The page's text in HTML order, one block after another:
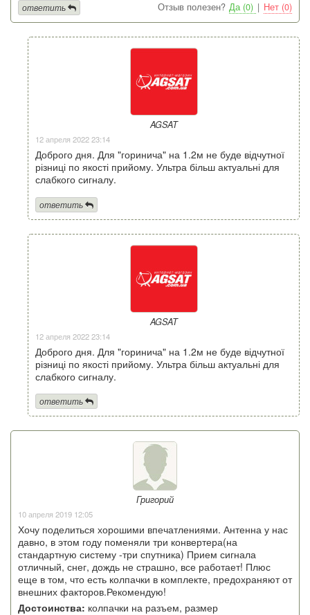
Отзыв полезен? Да (0) | Нет (0)
ответить
AGSAT
12 апреля 2022 23:14
Доброго дня. Для "горинича" на 1.2м не буде відчутної
різниці по якості прийому. Ультра більш актуальні для
слабкого сигналу.
ответить
AGSAT
12 апреля 2022 23:14
Доброго дня. Для "горинича" на 1.2м не буде відчутної
різниці по якості прийому. Ультра більш актуальні для
слабкого сигналу.
ответить
Григорий
10 апреля 2019 12:05
Хочу поделиться хорошими впечатлениями. Антенна у нас
давно, в этом году поменяли три конвертера(на
стандартную систему -три спутника) Прием сигнала
отличный, снег, дождь не страшно, все работает! Плюс
еще в том, что есть колпачки в комплекте, предохраняют от
внешних факторов.Рекомендую!
Достоинства: колпачки на разъем, размер